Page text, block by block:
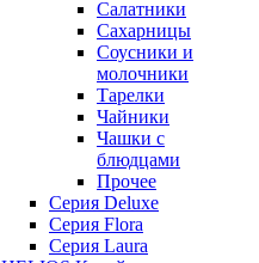
Салатники
Сахарницы
Соусники и
молочники
Тарелки
Чайники
Чашки с
блюдцами
Прочее
Серия Deluxe
Серия Flora
Серия Laura